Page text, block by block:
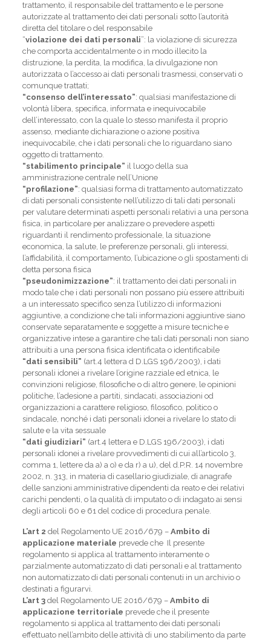
trattamento, il responsabile del trattamento e le persone
autorizzate al trattamento dei dati personali sotto l’autorità
diretta del titolare o del responsabile
“violazione dei dati personali”: la violazione di sicurezza
che comporta accidentalmente o in modo illecito la
distruzione, la perdita, la modifica, la divulgazione non
autorizzata o l’accesso ai dati personali trasmessi, conservati o
comunque trattati;
“consenso dell’interessato”: qualsiasi manifestazione di
volontà libera, specifica, informata e inequivocabile
dell’interessato, con la quale lo stesso manifesta il proprio
assenso, mediante dichiarazione o azione positiva
inequivocabile, che i dati personali che lo riguardano siano
oggetto di trattamento.
“stabilimento principale” il luogo della sua
amministrazione centrale nell’Unione
“profilazione”: qualsiasi forma di trattamento automatizzato
di dati personali consistente nell’utilizzo di tali dati personali
per valutare determinati aspetti personali relativi a una persona
fisica, in particolare per analizzare o prevedere aspetti
riguardanti il rendimento professionale, la situazione
economica, la salute, le preferenze personali, gli interessi,
l’affidabilità, il comportamento, l’ubicazione o gli spostamenti di
detta persona fisica
“pseudonimizzazione”: il trattamento dei dati personali in
modo tale che i dati personali non possano più essere attribuiti
a un interessato specifico senza l’utilizzo di informazioni
aggiuntive, a condizione che tali informazioni aggiuntive siano
conservate separatamente e soggette a misure tecniche e
organizzative intese a garantire che tali dati personali non siano
attribuiti a una persona fisica identificata o identificabile
“dati sensibili” (art.4 lettera d D.LGS 196/2003), i dati
personali idonei a rivelare l’origine razziale ed etnica, le
convinzioni religiose, filosofiche o di altro genere, le opinioni
politiche, l’adesione a partiti, sindacati, associazioni od
organizzazioni a carattere religioso, filosofico, politico o
sindacale, nonché i dati personali idonei a rivelare lo stato di
salute e la vita sessuale
“dati giudiziari” (art.4 lettera e D.LGS 196/2003), i dati
personali idonei a rivelare provvedimenti di cui all’articolo 3,
comma 1, lettere da a) a o) e da r) a u), del d.P.R. 14 novembre
2002, n. 313, in materia di casellario giudiziale, di anagrafe
delle sanzioni amministrative dipendenti da reato e dei relativi
carichi pendenti, o la qualità di imputato o di indagato ai sensi
degli articoli 60 e 61 del codice di procedura penale.
L’art 2 del Regolamento UE 2016/679 –Ambito di
applicazione materiale prevede che Il presente
regolamento si applica al trattamento interamente o
parzialmente automatizzato di dati personali e al trattamento
non automatizzato di dati personali contenuti in un archivio o
destinati a figurarvi.
L’art 3del Regolamento UE 2016/679 – Ambito di
applicazione territoriale prevede che il presente
regolamento si applica al trattamento dei dati personali
effettuato nell’ambito delle attività di uno stabilimento da parte